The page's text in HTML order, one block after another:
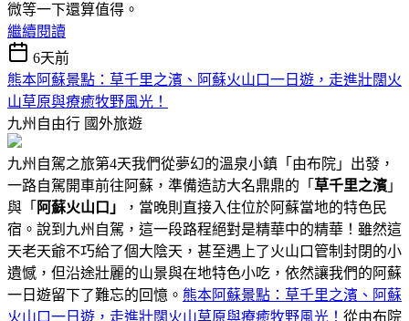
微等一下還算值得。
繼續閱讀
6天前
熊本阿蘇景點：草千里之濱、阿蘇火山口一日遊，走進壯闊火
山草原與療癒牧野風光！
九州自由行 國外旅遊
九州自駕之旅第4天我們從夢幻的溫泉小鎮「由布院」出發，
一路自駕開車前往阿蘇，準備造訪大名鼎鼎的「 草千里之濱 」
與「 阿蘇火山口」
，當晚則直接入住位於阿蘇當地的特色民
宿。說到九州自駕，這一段路程絕對是精華中的精華！雖然這
天老天爺不巧給了個大陰天，甚至遇上了火山口管制封閉的小
遺憾，但沿途壯麗的山景與在地特色小吃，依然讓我們的阿蘇
一日遊留下了難忘的回憶。 熊本阿蘇景點：草千里之濱、阿蘇
火山口一日遊，走進壯闊火山草原與療癒牧野風光！ 從由布院